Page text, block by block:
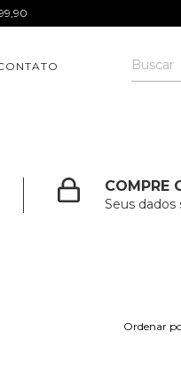
COMPRE
Seus
Ordenar